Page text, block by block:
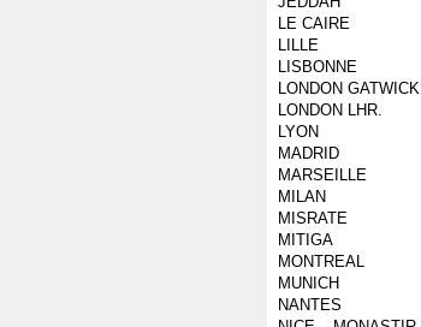
LE CAIRE
LILLE
LISBONNE
LONDON GATWICK
LONDON LHR.
LYON
MADRID
MARSEILLE
MILAN
MISRATE
MITIGA
MONTREAL
MUNICH
NANTES